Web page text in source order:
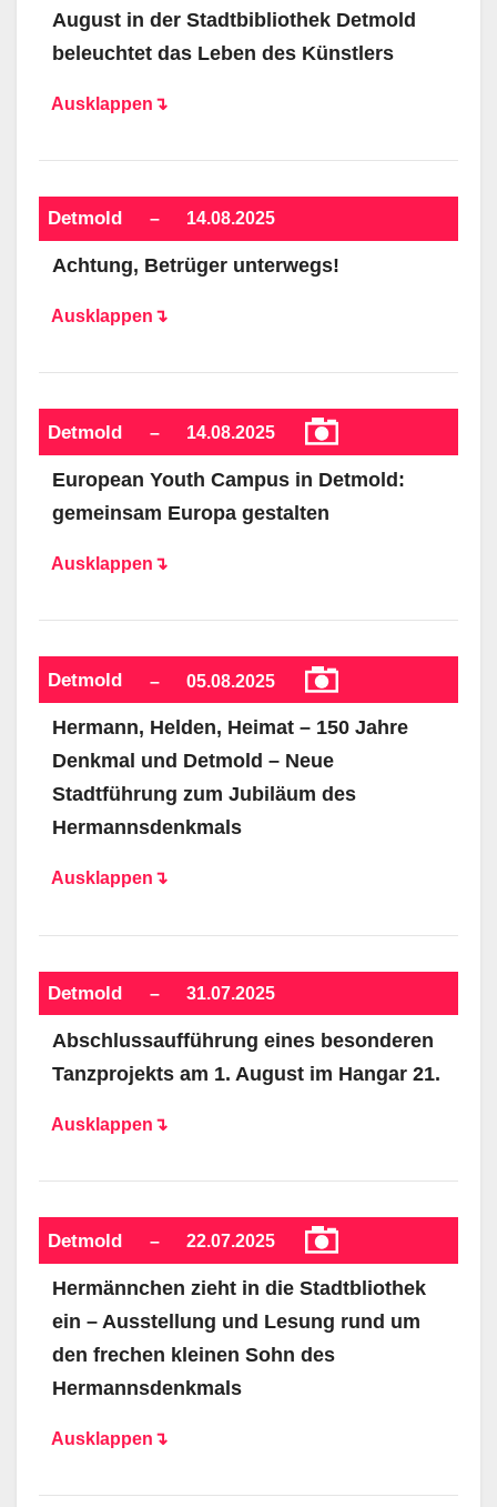
August in der Stadtbibliothek Detmold
beleuchtet das Leben des Künstlers
Ausklappen↴
Detmold – 14.08.2025
Achtung, Betrüger unterwegs!
Ausklappen↴
Detmold – 14.08.2025
European Youth Campus in Detmold:
gemeinsam Europa gestalten
Ausklappen↴
Detmold – 05.08.2025
Hermann, Helden, Heimat – 150 Jahre
Denkmal und Detmold – Neue
Stadtführung zum Jubiläum des
Hermannsdenkmals
Ausklappen↴
Detmold – 31.07.2025
Abschlussaufführung eines besonderen
Tanzprojekts am 1. August im Hangar 21.
Ausklappen↴
Detmold – 22.07.2025
Hermännchen zieht in die Stadtbliothek
ein – Ausstellung und Lesung rund um
den frechen kleinen Sohn des
Hermannsdenkmals
Ausklappen↴